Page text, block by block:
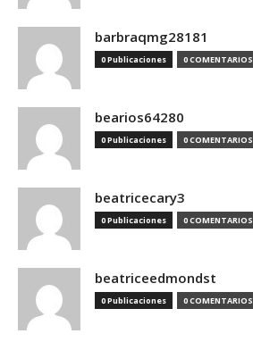
barbraqmg28181
0 Publicaciones 0 COMENTARIOS
bearios64280
0 Publicaciones 0 COMENTARIOS
beatricecary3
0 Publicaciones 0 COMENTARIOS
beatriceedmondst
0 Publicaciones 0 COMENTARIOS